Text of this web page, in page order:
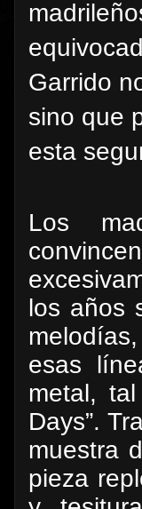
Garrido
sino que
esta
Los
los años
esas
metal,
Days”.
muestra
pieza